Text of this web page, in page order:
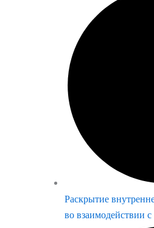
Раскрытие
во взаимодействии